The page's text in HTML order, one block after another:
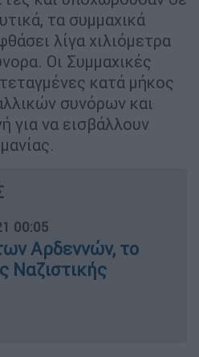
τα συμμαχικά
λίγα χιλιόμετρα
Οι Συμμαχικές
κατά μήκος
συνόρων και
για να εισβάλλουν
00:05
Αρδεννών, το
Ναζιστικής